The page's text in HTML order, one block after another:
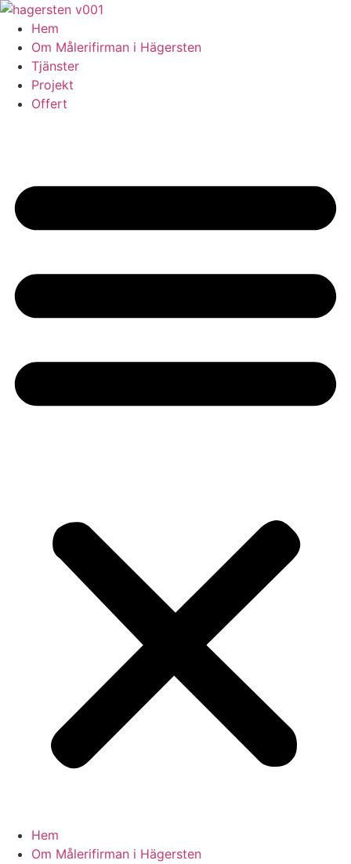
Skip
content
Hem
Om Målerifirman i Hägersten
Tjänster
Projekt
Offert
Hem
Om Målerifirman i Hägersten